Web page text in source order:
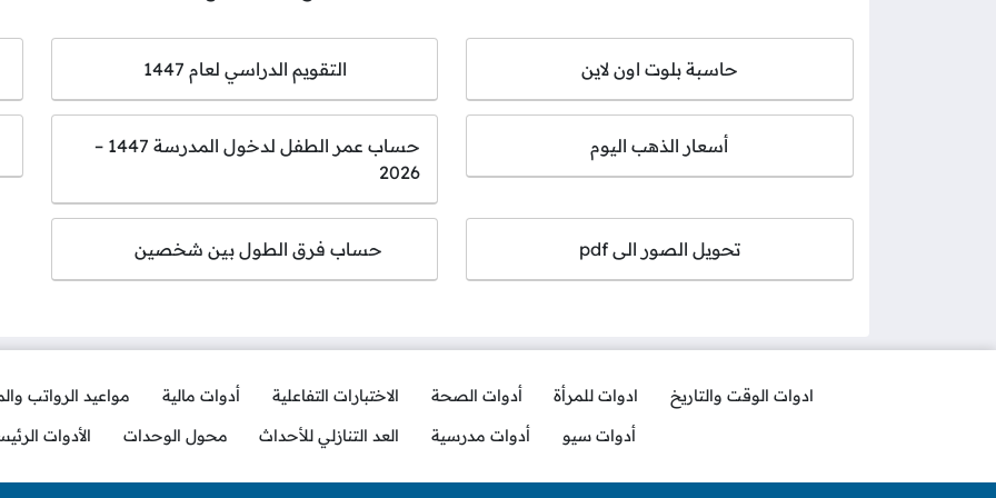
حاسبة بلوت اون لاين التقويم الدراسي لعام 1447
أسعار الذهب اليوم
حساب عمر الطفل لدخول المدرسة 1447 –
2026
تحويل الصور الى pdf حساب فرق الطول بين شخصين
ادوات الوقت والتاريخ ادوات للمرأة أدوات الصحة الاختبارات التفاعلية أدوات مالية
مواعيد الرواتب
أدوات سيو
أدوات مدرسية العد التنازلي للأحداث محول الوحدات الأدوات